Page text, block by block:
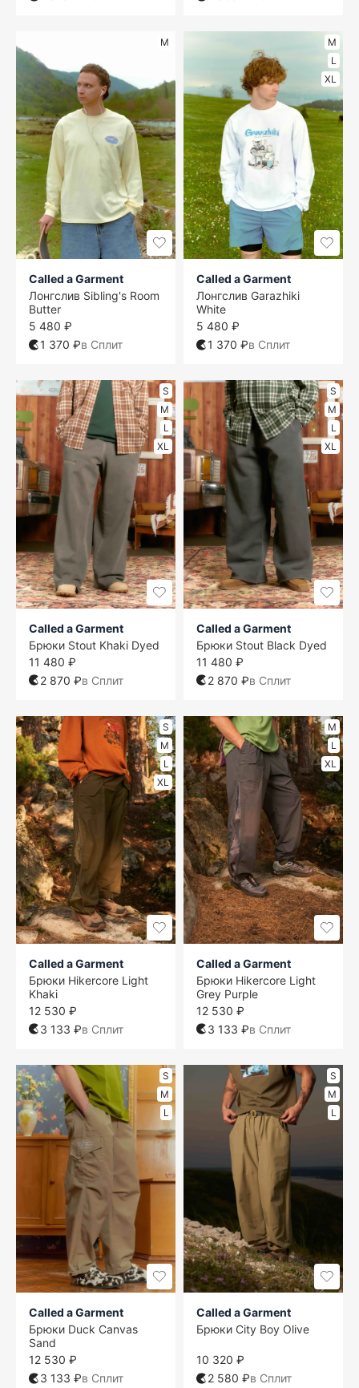
M
Called a Garment
Лонгслив Sibling's Room
Butter
5 480 ₽
1 370 ₽в Сплит
M
L
XL
Called a Garment
Лонгслив Garazhiki
White
5 480 ₽
1 370 ₽в Сплит
S
M
L
XL
Called a Garment
Брюки Stout Khaki Dyed
11 480 ₽
2 870 ₽в Сплит
S
M
L
XL
Called a Garment
Брюки Stout Black Dyed
11 480 ₽
2 870 ₽в Сплит
S
M
L
XL
Called a Garment
Брюки Hikercore Light
Khaki
12 530 ₽
3 133 ₽в Сплит
M
L
XL
Called a Garment
Брюки Hikercore Light
Grey Purple
12 530 ₽
3 133 ₽в Сплит
S
M
L
Called a Garment
Брюки Duck Canvas
Sand
12 530 ₽
3 133 ₽в Сплит
S
M
L
Called a Garment
Брюки City Boy Olive
10 320 ₽
2 580 ₽в Сплит